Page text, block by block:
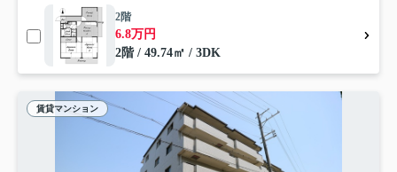
2階
6.8万円
2階 / 49.74㎡ / 3DK
賃貸マンション